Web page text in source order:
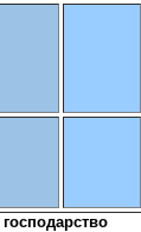
господарство